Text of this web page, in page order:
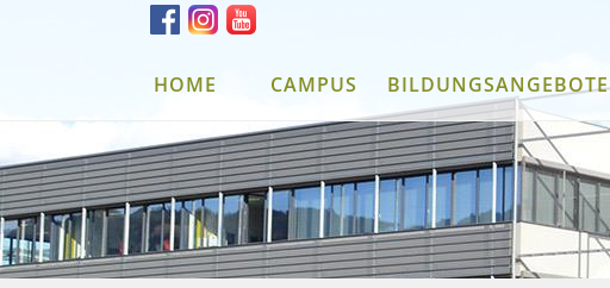
HOME CAMPUS BILDUNGSANGEBOTE